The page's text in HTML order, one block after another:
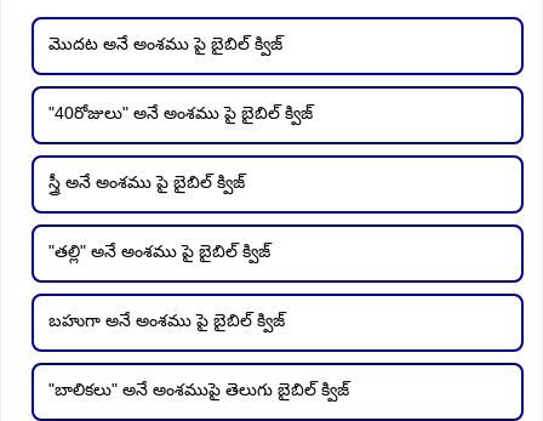
మొదట అనే అంశము పై బైబిల్ క్విజ్
"40రోజులు" అనే అంశము పై బైబిల్ క్విజ్
స్త్రీ అనే అంశము పై బైబిల్ క్విజ్
"తల్లి" అనే అంశము పై బైబిల్ క్విజ్
బహుగా అనే అంశము పై బైబిల్ క్విజ్
"బాలికలు" అనే అంశముపై తెలుగు బైబిల్ క్విజ్